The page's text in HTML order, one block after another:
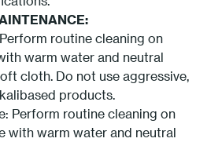
routine cleaning on
warm water and neutral
cloth. Do not use aggressive,
products.
Perform routine cleaning on
with warm water and neutral